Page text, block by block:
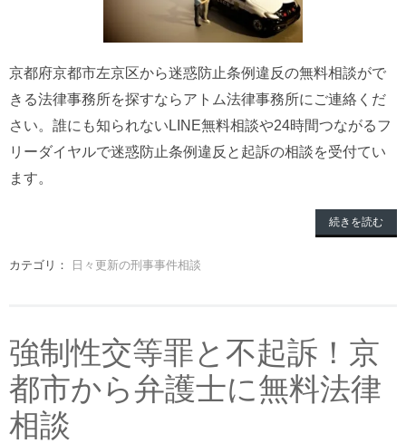
京都府京都市左京区から迷惑防止条例違反の無料相談がで
きる法律事務所を探すならアトム法律事務所にご連絡くだ
さい。誰にも知られないLINE無料相談や24時間つながるフ
リーダイヤルで迷惑防止条例違反と起訴の相談を受付てい
ます。
続きを読む
カテゴリ： 日々更新の刑事事件相談
強制性交等罪と不起訴！京
都市から弁護士に無料法律
相談